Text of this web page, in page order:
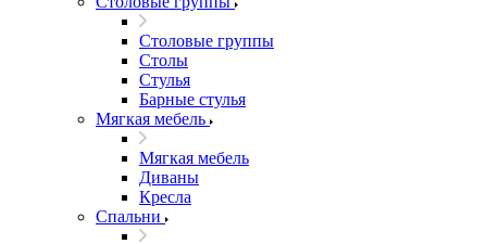
Столовые группы
Столы
Стулья
Барные стулья
Мягкая мебель
Мягкая мебель
Диваны
Кресла
Спальни